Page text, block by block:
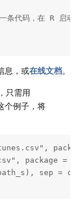
码，在 R 启动时
息，或在线文档。
只需用
个例子，将
package =
sep =